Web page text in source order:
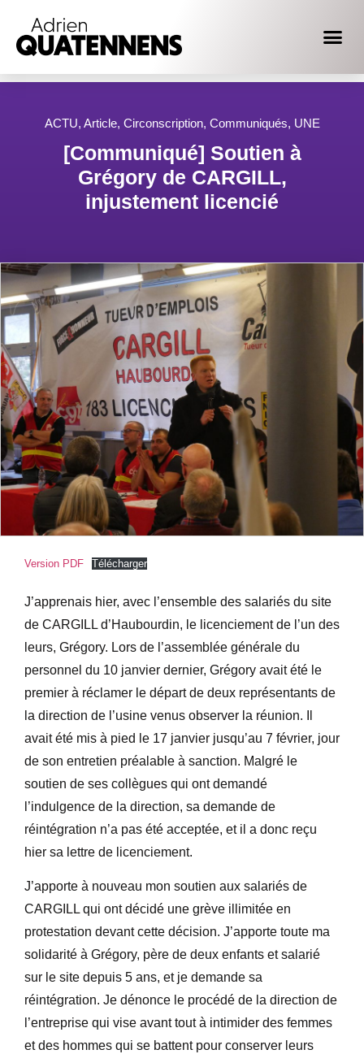
ACTU, Article, Circonscription, Communiqués, UNE
[Communiqué] Soutien à
Grégory de CARGILL,
injustement licencié
Version PDF Télécharger
J’apprenais hier, avec l’ensemble des salariés du site
de CARGILL d’Haubourdin, le licenciement de l’un des
leurs, Grégory. Lors de l’assemblée générale du
personnel du 10 janvier dernier, Grégory avait été le
premier à réclamer le départ de deux représentants de
la direction de l’usine venus observer la réunion. Il
avait été mis à pied le 17 janvier jusqu’au 7 février, jour
de son entretien préalable à sanction. Malgré le
soutien de ses collègues qui ont demandé
l’indulgence de la direction, sa demande de
réintégration n’a pas été acceptée, et il a donc reçu
hier sa lettre de licenciement.
J’apporte à nouveau mon soutien aux salariés de
CARGILL qui ont décidé une grève illimitée en
protestation devant cette décision. J’apporte toute ma
solidarité à Grégory, père de deux enfants et salarié
sur le site depuis 5 ans, et je demande sa
réintégration. Je dénonce le procédé de la direction de
l’entreprise qui vise avant tout à intimider des femmes
et des hommes qui se battent pour conserver leurs